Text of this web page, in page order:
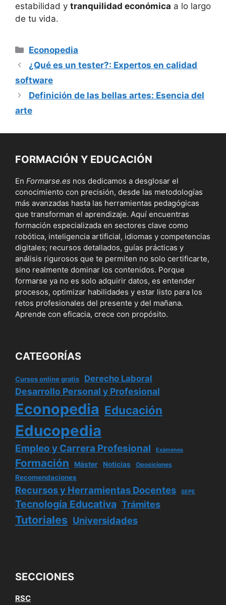
estabilidad y tranquilidad económica a lo largo
‌de tu vida.
Categorías
Econopedia
¿Qué es un tester?: Expertos en calidad
software
Definición de las bellas artes: Esencia del
arte
FORMACIÓN Y EDUCACIÓN
En Formarse.es nos dedicamos a desglosar el
conocimiento con precisión, desde las metodologías
más avanzadas hasta las herramientas pedagógicas
que transforman el aprendizaje. Aquí encuentras
formación especializada en sectores clave como
robótica, inteligencia artificial, idiomas y competencias
digitales; recursos detallados, guías prácticas y
análisis rigurosos que te permiten no solo certificarte,
sino realmente dominar los contenidos. Porque
formarse ya no es solo adquirir datos, es entender
procesos, optimizar habilidades y estar listo para los
retos profesionales del presente y del mañana.
Aprende con eficacia, crece con propósito.
CATEGORÍAS
Cursos online gratis Derecho Laboral
Desarrollo Personal y Profesional
Econopedia Educación
Educopedia
Empleo y Carrera Profesional Exámenes
Formación Máster Noticias Oposiciones
Recomendaciones
Recursos y Herramientas Docentes SEPE
Tecnología Educativa Trámites
Tutoriales Universidades
SECCIONES
RSC